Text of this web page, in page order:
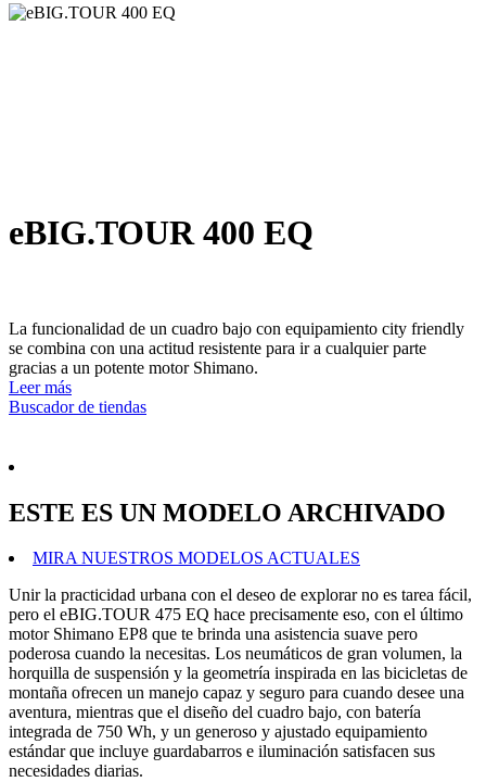
eBIG.TOUR 400 EQ
La funcionalidad de un cuadro bajo con equipamiento city friendly
se combina con una actitud resistente para ir a cualquier parte
gracias a un potente motor Shimano.
Leer más
Buscador de tiendas
ESTE ES UN MODELO ARCHIVADO
MIRA NUESTROS MODELOS ACTUALES
Unir la practicidad urbana con el deseo de explorar no es tarea fácil,
pero el eBIG.TOUR 475 EQ hace precisamente eso, con el último
motor Shimano EP8 que te brinda una asistencia suave pero
poderosa cuando la necesitas. Los neumáticos de gran volumen, la
horquilla de suspensión y la geometría inspirada en las bicicletas de
montaña ofrecen un manejo capaz y seguro para cuando desee una
aventura, mientras que el diseño del cuadro bajo, con batería
integrada de 750 Wh, y un generoso y ajustado equipamiento
estándar que incluye guardabarros e iluminación satisfacen sus
necesidades diarias.